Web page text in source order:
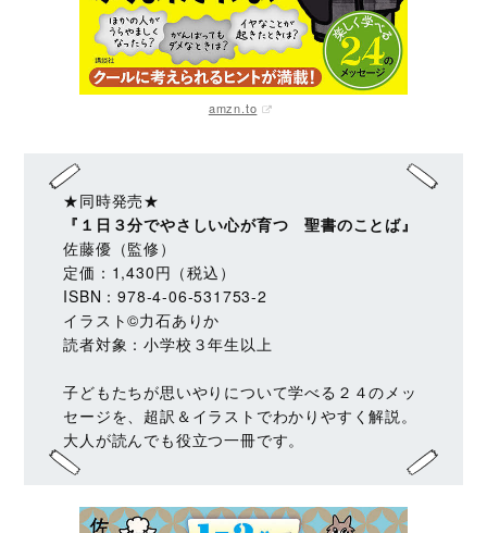
amzn.to
★同時発売★
『１日３分でやさしい心が育つ 聖書のことば』
佐藤優（監修）
定価：1,430円（税込）
ISBN：978-4-06-531753-2
イラスト©力石ありか
読者対象：小学校３年生以上
子どもたちが思いやりについて学べる２４のメッ
セージを、超訳＆イラストでわかりやすく解説。
大人が読んでも役立つ一冊です。